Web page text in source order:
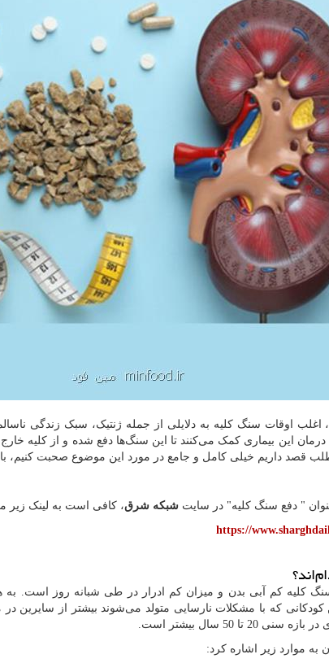
، اغلب اوقات سنگ کلیه به دلایلی از جمله ژنتیک، سبک زندگی
این بیماری کمک می‌کنند تا این سنگ‌ها دفع شده و از کلیه
قصد داریم خیلی کامل و جامع در مورد این موضوع صحبت کنیم،
" دفع سنگ کلیه" در سایت شبکه شرق، کافی است به لینک زیر
https://
کلیه کم آبی بدن و میزان کم ادرار در طی شبانه روز است.
کودکانی که با مشکلات نارسایی متولد می‌شوند بیشتر از سایرین
تا 50 سال بیشتر است.
به موارد زیر اشاره کرد: